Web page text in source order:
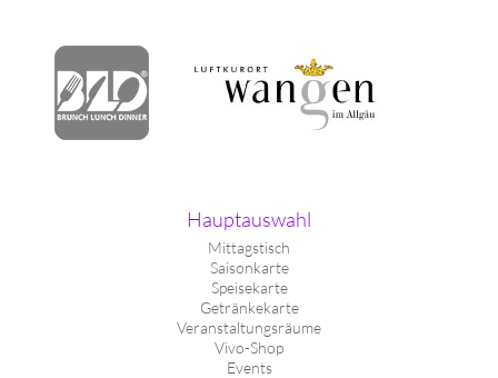
Hauptauswahl
Mittagstisch
Saisonkarte
Speisekarte
Getränkekarte
Veranstaltungsräume
Vivo-Shop
Events